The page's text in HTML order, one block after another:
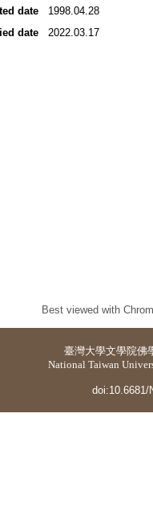
date
1998.04.28
date
2022.03.17
Best viewed with
臺灣大學文學院佛
National Taiwan
doi:10.6681/